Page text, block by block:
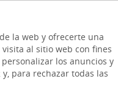
la web y ofrecerte una
al sitio web con fines
los anuncios y
para rechazar todas las